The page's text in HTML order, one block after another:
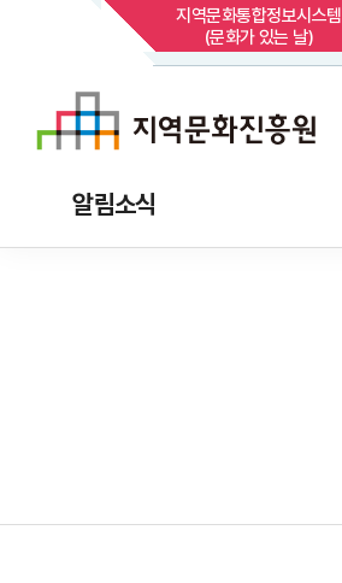
지역문화통합정보시스템
(문화가 있는 날)
알림소식